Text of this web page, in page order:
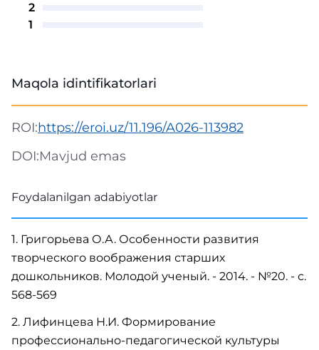
2
1
Maqola idintifikatorlari
ROI:https://eroi.uz/11.196/A026-113982
DOI:Mavjud emas
Foydalanilgan adabiyotlar
1. Григорьева О.А. Особенности развития
творческого воображения старших
дошкольников. Молодой ученый. - 2014. - №20. - с.
568-569
2. Лифинцева Н.И. Формирование
профессионально-педагогической культуры